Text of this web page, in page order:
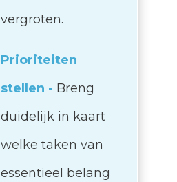
vergroten.
Prioriteiten
stellen - Breng
duidelijk in kaart
welke taken van
essentieel belang